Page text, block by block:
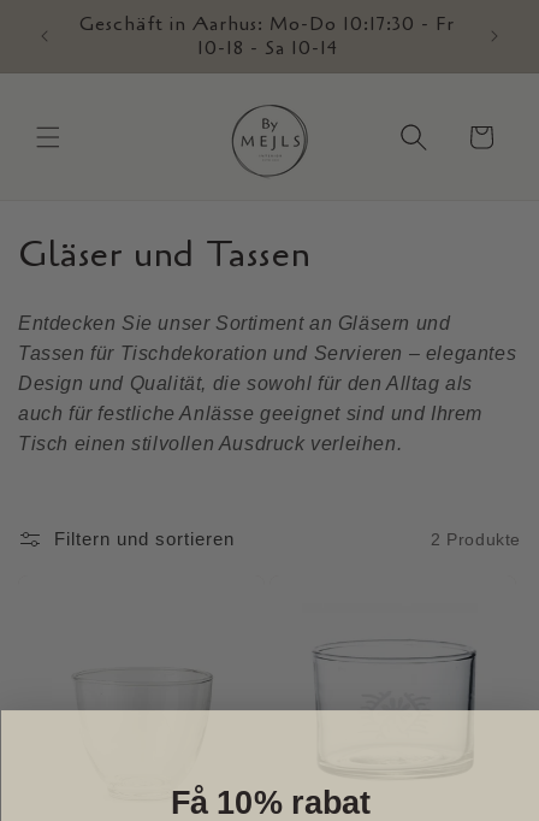
zum
Geschäft in Aarhus: Mo-Do 10:17:30 - Fr
10-18 - Sa 10-14
Warenkorb
K
t
e
g
r
Gläser und Tassen
Entdecken Sie unser Sortiment an Gläsern und
Tassen für Tischdekoration und Servieren – elegantes
Design und Qualität, die sowohl für den Alltag als
auch für festliche Anlässe geeignet sind und Ihrem
Tisch einen stilvollen Ausdruck verleihen.
Filtern und sortieren 2 Produkte
Få 10% rabat